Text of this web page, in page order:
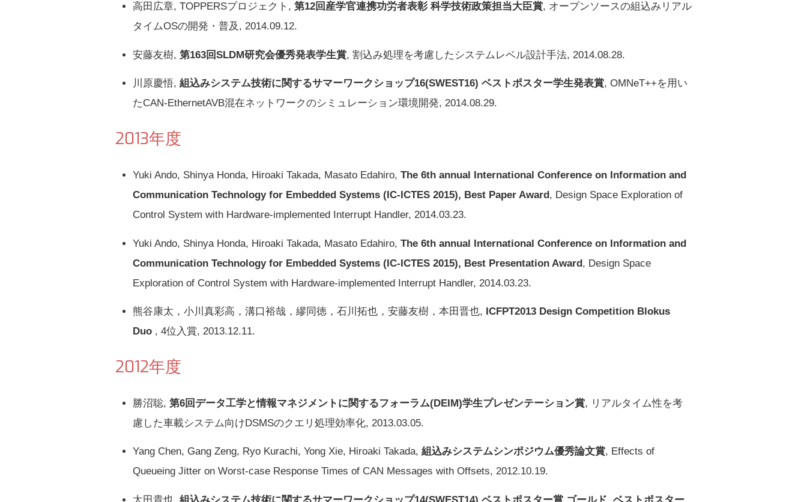
高田広章, TOPPERSプロジェクト, 第12回産学官連携功労者表彰 科学技術政策担当大臣賞, オープンソースの組込みリアル
タイムOSの開発・普及, 2014.09.12.
安藤友樹, 第163回SLDM研究会優秀発表学生賞, 割込み処理を考慮したシステムレベル設計手法, 2014.08.28.
川原慶悟, 組込みシステム技術に関するサマーワークショップ16(SWEST16) ベストポスター学生発表賞, OMNeT++を用い
たCAN-EthernetAVB混在ネットワークのシミュレーション環境開発, 2014.08.29.
2013年度
Yuki Ando, Shinya Honda, Hiroaki Takada, Masato Edahiro, The 6th annual International Conference on Information and
Communication Technology for Embedded Systems (IC-ICTES 2015), Best Paper Award, Design Space Exploration of
Control System with Hardware-implemented Interrupt Handler, 2014.03.23.
Yuki Ando, Shinya Honda, Hiroaki Takada, Masato Edahiro, The 6th annual International Conference on Information and
Communication Technology for Embedded Systems (IC-ICTES 2015), Best Presentation Award, Design Space
Exploration of Control System with Hardware-implemented Interrupt Handler, 2014.03.23.
熊谷康太，小川真彩高，溝口裕哉，繆同徳，石川拓也，安藤友樹，本田晋也, ICFPT2013 Design Competition Blokus
Duo , 4位入賞, 2013.12.11.
2012年度
勝沼聡, 第6回データ工学と情報マネジメントに関するフォーラム(DEIM)学生プレゼンテーション賞, リアルタイム性を考
慮した車載システム向けDSMSのクエリ処理効率化, 2013.03.05.
Yang Chen, Gang Zeng, Ryo Kurachi, Yong Xie, Hiroaki Takada, 組込みシステムシンポジウム優秀論文賞, Effects of
Queueing Jitter on Worst-case Response Times of CAN Messages with Offsets, 2012.10.19.